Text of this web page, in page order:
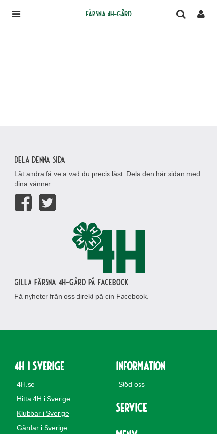
Färsna 4H-gård
Dela denna sida
Låt andra få veta vad du precis läst. Dela den här sidan med
dina vänner.
Gilla Färsna 4H-gård på Facebook
Få nyheter från oss direkt på din Facebook.
4H i Sverige
4H.se
Hitta 4H i Sverige
Klubbar i Sverige
Gårdar i Sverige
Information
Stöd oss
Service